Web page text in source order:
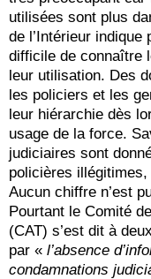
utilisées sont plus
de l’Intérieur
difficile de connaître
leur utilisation. Des
les policiers et les
leur hiérarchie dès
usage de la force.
judiciaires sont
policières illégitimes,
Aucun chiffre n’est
Pourtant le Comité
(CAT) s’est dit à
par « l’absence
condamnations